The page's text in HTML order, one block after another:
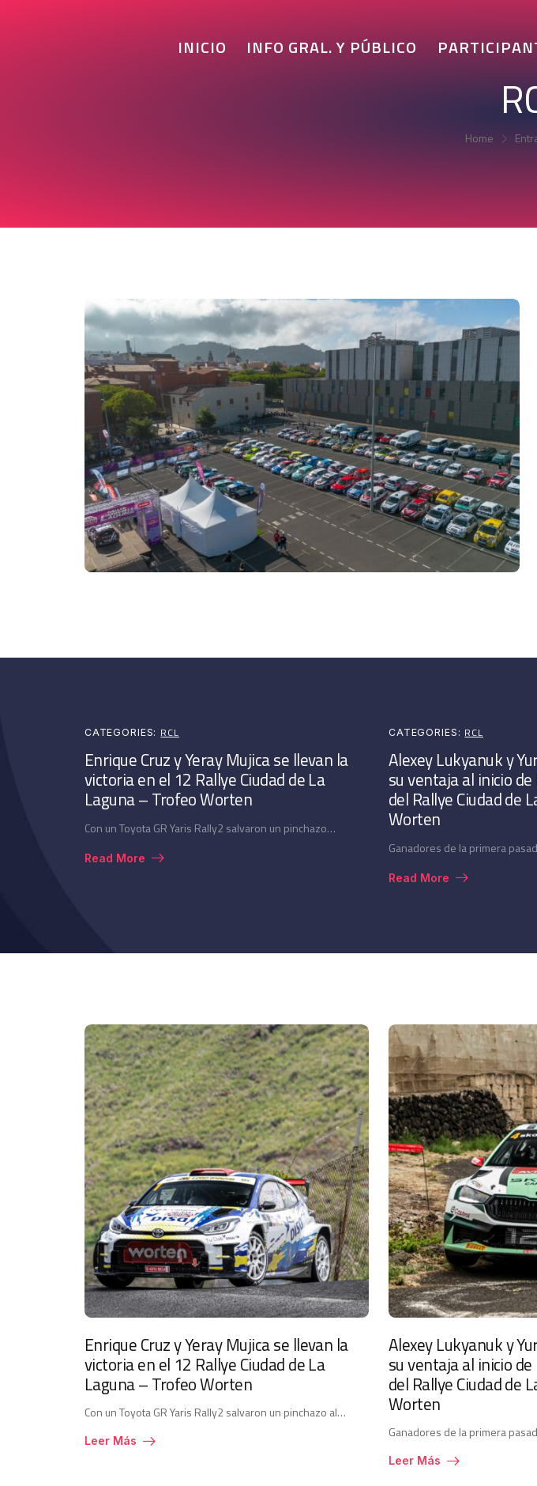
INICIO INFO GRAL. Y PÚBLICO
Home
CATEGORIES: RCL
Enrique Cruz y Yeray Mujica se llevan la
victoria en el 12 Rallye Ciudad de La
Laguna – Trofeo Worten
Con un Toyota GR Yaris Rally2 salvaron un pinchazo…
Read More
CATEGORIES: RCL
Alexey Lukyanuk y
su ventaja al inicio
del Rallye Ciudad de
Worten
Ganadores de la primera
Read More
Enrique Cruz y Yeray Mujica se llevan la
victoria en el 12 Rallye Ciudad de La
Laguna – Trofeo Worten
Con un Toyota GR Yaris Rally2 salvaron un pinchazo al…
Leer Más
Alexey Lukyanuk y
su ventaja al inicio
del Rallye Ciudad de
Worten
Ganadores de la primera
Leer Más